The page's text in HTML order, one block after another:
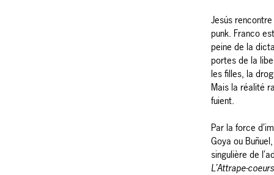
Jesús
punk. Franco
peine de la
portes de la
les filles, la
Mais la réalité
fuient.
Par la force
Goya ou
singulière de
L’Attrape-coeurs